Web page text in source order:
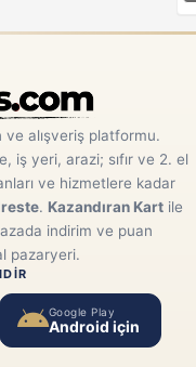
ve alışveriş platformu.
iş yeri, arazi; sıfır ve 2. el
ve hizmetlere kadar
. Kazandıran Kartile
indirim ve puan
pazaryeri.
Google Play
Android için